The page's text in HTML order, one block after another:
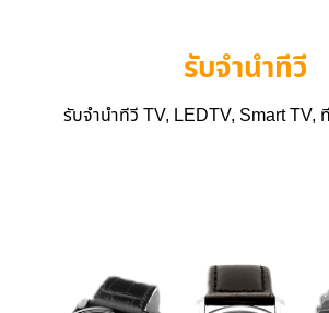
รับจำนำทีวี
รับจำนำทีวี TV, LEDTV, Smart TV,